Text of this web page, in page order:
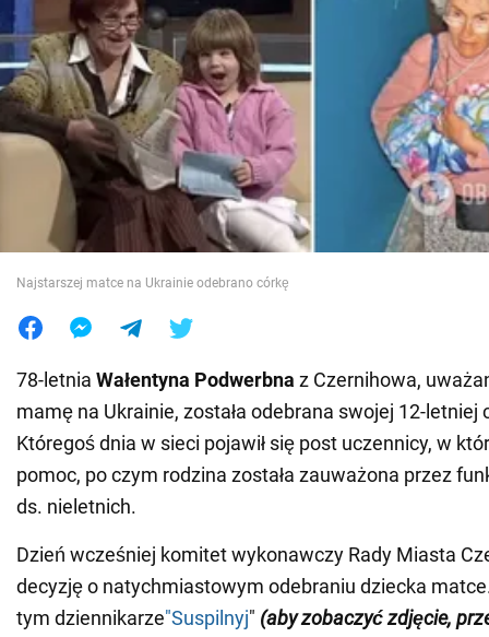
Społeczeństwo
Wojna na Ukrainie
Świat
Jedzenie
Najstarszej matce na Ukrainie odebrano córkę
78-letnia Wałentyna Podwerbna z Czernihowa,
mamę na Ukrainie, została odebrana swojej 12-letniej
Któregoś dnia w sieci pojawił się post uczennicy, w
pomoc, po czym rodzina została zauważona przez
ds. nieletnich.
Dzień wcześniej komitet wykonawczy Rady Miasta
decyzję o natychmiastowym odebraniu dziecka
tym dziennikarze"Suspilnyj" (aby zobaczyć zdjęcie,